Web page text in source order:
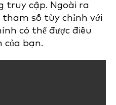
truy cập. Ngoài ra
số tùy chỉnh với
có thể được điều
của bạn.